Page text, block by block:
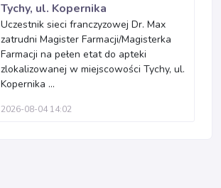
Tychy, ul. Kopernika
Uczestnik sieci franczyzowej Dr. Max
zatrudni Magister Farmacji/Magisterka
Farmacji na pełen etat do apteki
zlokalizowanej w miejscowości Tychy, ul.
Kopernika ...
2026-08-04 14:02